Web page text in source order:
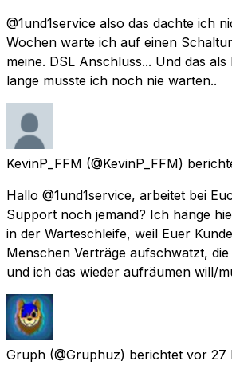
@1und1service also das dachte ich
Wochen warte ich auf einen
meine. DSL Anschluss... Und das
lange musste ich noch nie warten..
KevinP_FFM (@KevinP_FFM)
Hallo @1und1service, arbeitet bei
Support noch jemand? Ich hänge
in der Warteschleife, weil Euer
Menschen Verträge aufschwatzt,
und ich das wieder aufräumen will/
Gruph (@Gruphuz) berichtet vor 27